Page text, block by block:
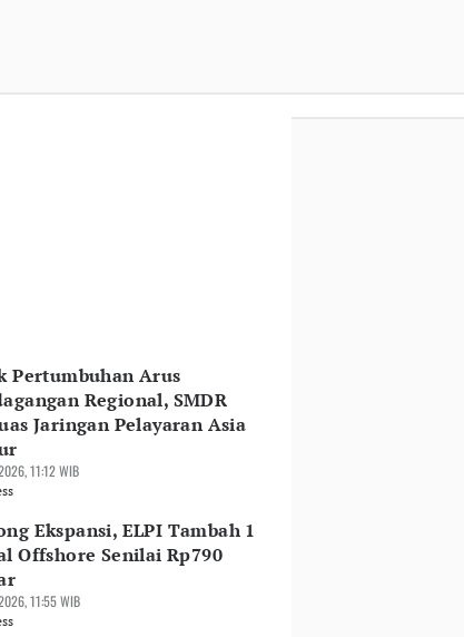
Pertumbuhan Arus
Regional, SMDR
Jaringan Pelayaran Asia
11:12 WIB
Ekspansi, ELPI Tambah 1
Offshore Senilai Rp790
11:55 WIB